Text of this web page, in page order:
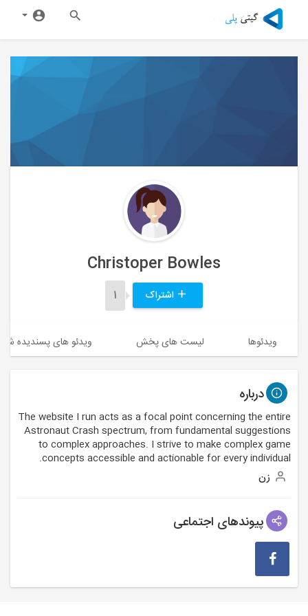
Christoper Bowles
اشتراک 1
ویدئوها لیست های پخش ویدئو های پسندیده
درباره
The website I run acts as a focal point concerning the entire
Astronaut Crash spectrum, from fundamental suggestions
to complex approaches. I strive to make complex game
concepts accessible and actionable for every individual.
زن
پیوندهای اجتماعی